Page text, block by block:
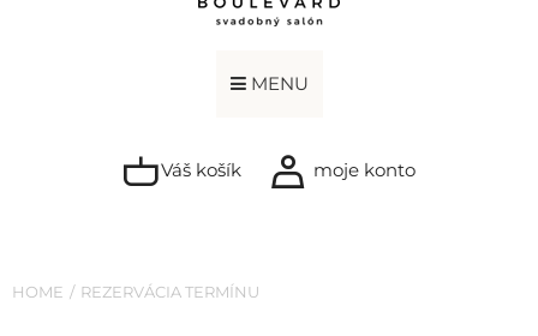
MENU
Váš košík moje konto
HOME REZERVÁCIA TERMÍNU